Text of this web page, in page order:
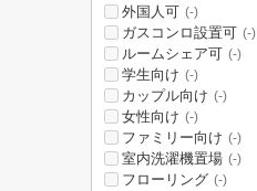
外国人可 (-)
ガスコンロ設置可 (-)
ルームシェア可 (-)
学生向け (-)
カップル向け (-)
女性向け (-)
ファミリー向け (-)
室内洗濯機置場 (-)
フローリング (-)